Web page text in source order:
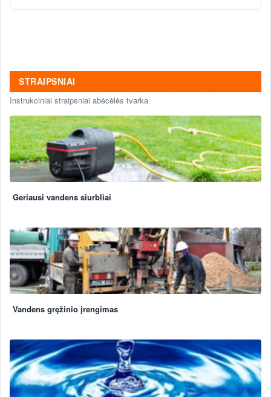
STRAIPSNIAI
Instrukciniai straipsniai abėcėlės tvarka
Geriausi vandens siurbliai
Vandens gręžinio įrengimas